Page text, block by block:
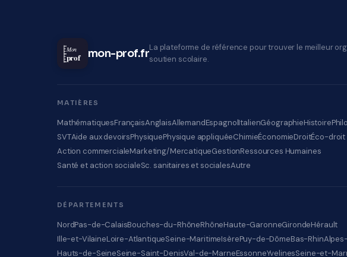
Mon
prof mon-prof.frLa plateforme de référence pour trouver le meilleur
soutien scolaire.
MATIÈRES
MathématiquesFrançaisAnglaisAllemandEspagnolItalienGéographieHistoire
SVTAide aux devoirsPhysiquePhysique appliquéeChimieÉconomieDroitÉco-droit
Action commercialeMarketing/MercatiqueGestionRessources Humaines
Santé et action socialeSc. sanitaires et socialesAutre
DÉPARTEMENTS
NordPas-de-CalaisBouches-du-RhôneRhôneHaute-GaronneGirondeHérault
Ille-et-VilaineLoire-AtlantiqueSeine-MaritimeIsèrePuy-de-DômeBas-Rhin
Hauts-de-SeineSeine-Saint-DenisVal-de-MarneEssonneYvelinesSeine-et-